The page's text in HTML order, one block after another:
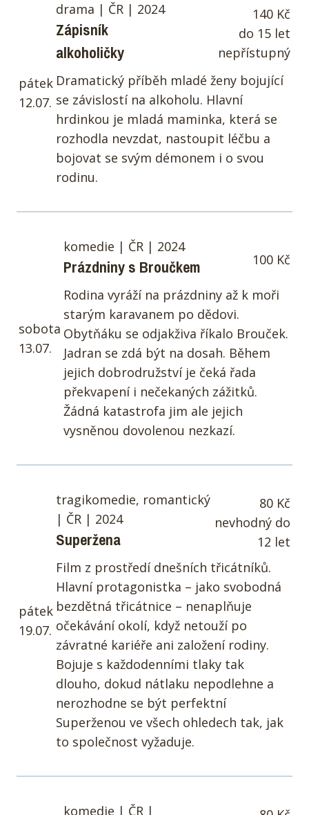
pátek
12.07.
drama | ČR | 2024
Zápisník
alkoholičky
140 Kč
do 15 let
nepřístupný
Dramatický příběh mladé ženy bojující
se závislostí na alkoholu. Hlavní
hrdinkou je mladá maminka, která se
rozhodla nevzdat, nastoupit léčbu a
bojovat se svým démonem i o svou
rodinu.
sobota
13.07.
komedie | ČR | 2024
Prázdniny s Broučkem 100 Kč
Rodina vyráží na prázdniny až k moři
starým karavanem po dědovi.
Obytňáku se odjakživa říkalo Brouček.
Jadran se zdá být na dosah. Během
jejich dobrodružství je čeká řada
překvapení i nečekaných zážitků.
Žádná katastrofa jim ale jejich
vysněnou dovolenou nezkazí.
pátek
19.07.
tragikomedie, romantický
| ČR | 2024
Superžena
80 Kč
nevhodný do
12 let
Film z prostředí dnešních třicátníků.
Hlavní protagonistka – jako svobodná
bezdětná třicátnice – nenaplňuje
očekávání okolí, když netouží po
závratné kariéře ani založení rodiny.
Bojuje s každodenními tlaky tak
dlouho, dokud nátlaku nepodlehne a
nerozhodne se být perfektní
Superženou ve všech ohledech tak, jak
to společnost vyžaduje.
komedie | ČR |